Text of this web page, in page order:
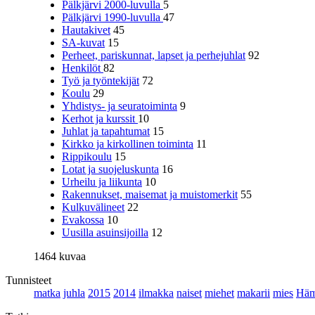
Pälkjärvi 2000-luvulla 5
Pälkjärvi 1990-luvulla 47
Hautakivet 45
SA-kuvat 15
Perheet, pariskunnat, lapset ja perhejuhlat 92
Henkilöt 82
Työ ja työntekijät 72
Koulu 29
Yhdistys- ja seuratoiminta 9
Kerhot ja kurssit 10
Juhlat ja tapahtumat 15
Kirkko ja kirkollinen toiminta 11
Rippikoulu 15
Lotat ja suojeluskunta 16
Urheilu ja liikunta 10
Rakennukset, maisemat ja muistomerkit 55
Kulkuvälineet 22
Evakossa 10
Uusilla asuinsijoilla 12
1464 kuvaa
Tunnisteet
matka juhla 2015 2014 ilmakka naiset miehet makarii mies